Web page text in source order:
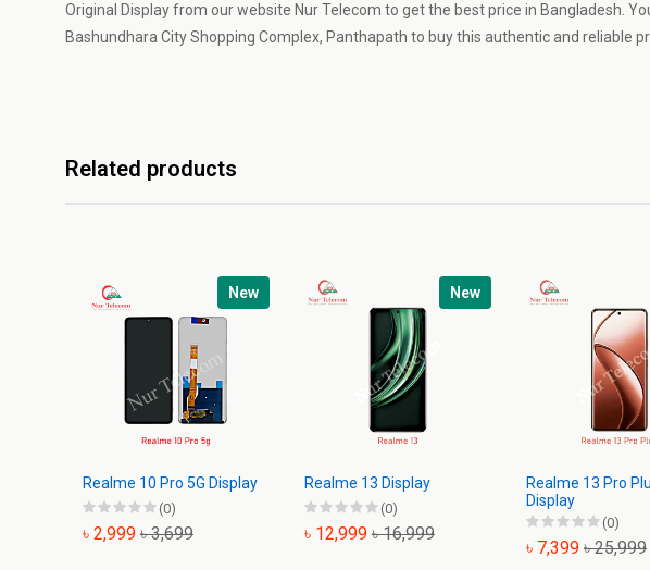
Original Display from our website Nur Telecom to get the best price in Bangladesh.
Bashundhara City Shopping Complex, Panthapath to buy this authentic and reliable
Related products
New
Realme 10 Pro 5G Display
(0)
৳ 2,999 ৳ 3,699
New
Realme 13 Display
(0)
৳ 12,999 ৳ 16,999
Realme 13 Pro
Display
(0)
৳ 7,399 ৳ 25,999